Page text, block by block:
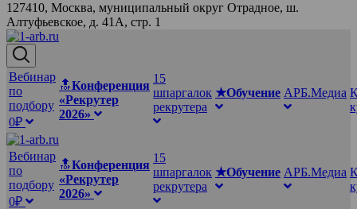
127410, Москва, муниципальный округ Отрадное, ш.
Алтуфьевское, д. 41А, стр. 1
Вебинар
по
подбору
0₽
🔝Конференция
«Рекрутер
2026»
15
шпаргалок
рекрутера
★Обучение АРБ.Медиа
Вебинар
по
подбору
0₽
🔝Конференция
«Рекрутер
2026»
15
шпаргалок
рекрутера
★Обучение АРБ.Медиа